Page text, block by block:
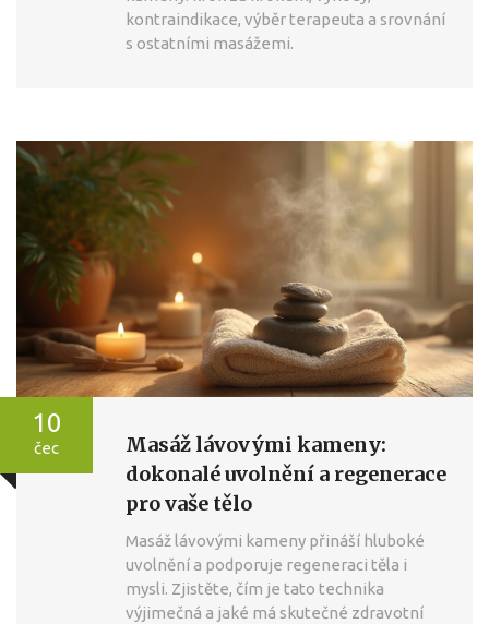
kontraindikace, výběr terapeuta a srovnání
s ostatními masážemi.
10
čec
Masáž lávovými kameny:
dokonalé uvolnění a regenerace
pro vaše tělo
Masáž lávovými kameny přináší hluboké
uvolnění a podporuje regeneraci těla i
mysli. Zjistěte, čím je tato technika
výjimečná a jaké má skutečné zdravotní